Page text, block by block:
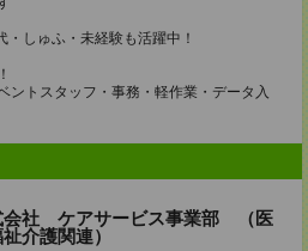
しゅふ・未経験も活躍中！
ントスタッフ・事務・軽作業・データ入
会社 ケアサービス事業部 （医
介護関連）